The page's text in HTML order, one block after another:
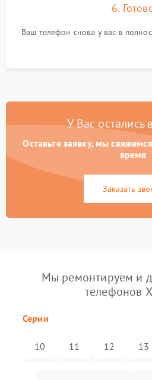
6.
Ваш телефон снова у вас в
У Вас остались
Оставьте заявку, мы
время
Заказать
Мы ремонтируем и
телефонов
Серии
10 11 12 13